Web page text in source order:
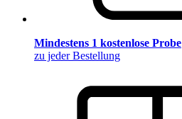
Mindestens 1 kostenlose Probe
zu jeder Bestellung